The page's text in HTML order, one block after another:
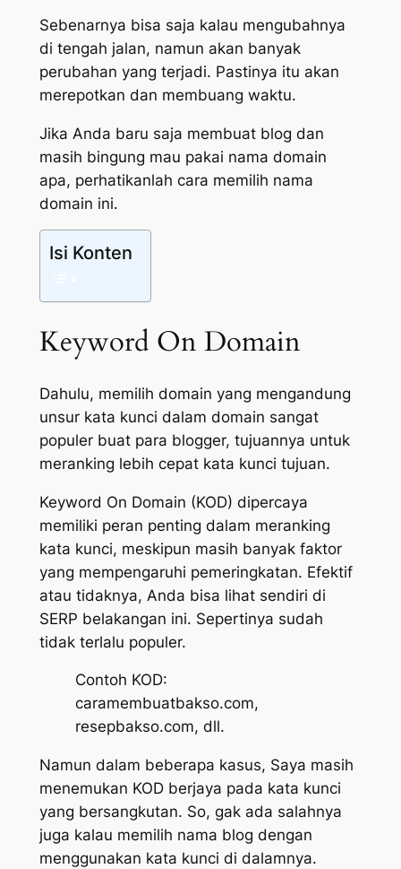
Sebenarnya bisa saja kalau mengubahnya
di tengah jalan, namun akan banyak
perubahan yang terjadi. Pastinya itu akan
merepotkan dan membuang waktu.
Jika Anda baru saja membuat blog dan
masih bingung mau pakai nama domain
apa, perhatikanlah cara memilih nama
domain ini.
Isi Konten
Keyword On Domain
Dahulu, memilih domain yang mengandung
unsur kata kunci dalam domain sangat
populer buat para blogger, tujuannya untuk
meranking lebih cepat kata kunci tujuan.
Keyword On Domain (KOD) dipercaya
memiliki peran penting dalam meranking
kata kunci, meskipun masih banyak faktor
yang mempengaruhi pemeringkatan. Efektif
atau tidaknya, Anda bisa lihat sendiri di
SERP belakangan ini. Sepertinya sudah
tidak terlalu populer.
Contoh KOD:
caramembuatbakso.com,
resepbakso.com, dll.
Namun dalam beberapa kasus, Saya masih
menemukan KOD berjaya pada kata kunci
yang bersangkutan. So, gak ada salahnya
juga kalau memilih nama blog dengan
menggunakan kata kunci di dalamnya.